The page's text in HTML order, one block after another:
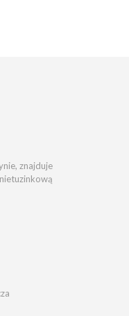
znajduje